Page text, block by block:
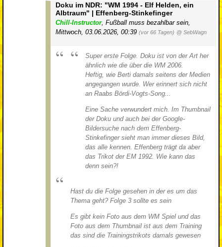
Doku im NDR: "WM 1994 - Elf Helden, ein
Albtraum" | Effenberg-Stinkefinger
Chill-Instructor, Fußball muss bezahlbar sein
Mittwoch, 03.06.2026, 00:39 (vor 66 Tagen) @ SebWagn
Super erste Folge. Doku ist von der Art her
ähnlich wie die über die WM 2006.
Heftig, wie Berti damals seitens der Medien
angegangen wurde. Wer erinnert sich nicht
an Raabs Bördi-Vogts-Song...
Eine Sache verwundert mich. Im Thumbnail
der Doku und auch bei der Google-
Bildersuche nach dem Effenberg-
Stinkefinger sieht man immer dieses Bild,
das alle kennen. Effenberg trägt da aber
das Trikot der EM 1992. Wie kann das
denn sein?!
Hast du die Folge gesehen in der es um das
Thema geht? Folge 3 sollte es sein
Es gibt kein Foto aus dem WM Spiel und das
Foto aus dem Thumbnail ist aus dem Training
das sind die Trainingstrikots damals gewesen